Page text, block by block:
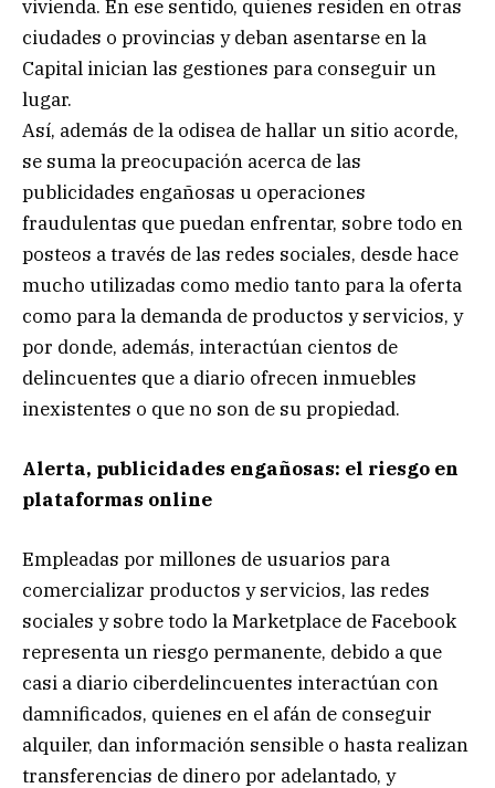
vivienda. En ese sentido, quienes residen en otras
ciudades o provincias y deban asentarse en la
Capital inician las gestiones para conseguir un
lugar.
Así, además de la odisea de hallar un sitio acorde,
se suma la preocupación acerca de las
publicidades engañosas u operaciones
fraudulentas que puedan enfrentar, sobre todo en
posteos a través de las redes sociales, desde hace
mucho utilizadas como medio tanto para la oferta
como para la demanda de productos y servicios, y
por donde, además, interactúan cientos de
delincuentes que a diario ofrecen inmuebles
inexistentes o que no son de su propiedad.
Alerta, publicidades engañosas: el riesgo en
plataformas online
Empleadas por millones de usuarios para
comercializar productos y servicios, las redes
sociales y sobre todo la Marketplace de Facebook
representa un riesgo permanente, debido a que
casi a diario ciberdelincuentes interactúan con
damnificados, quienes en el afán de conseguir
alquiler, dan información sensible o hasta realizan
transferencias de dinero por adelantado, y